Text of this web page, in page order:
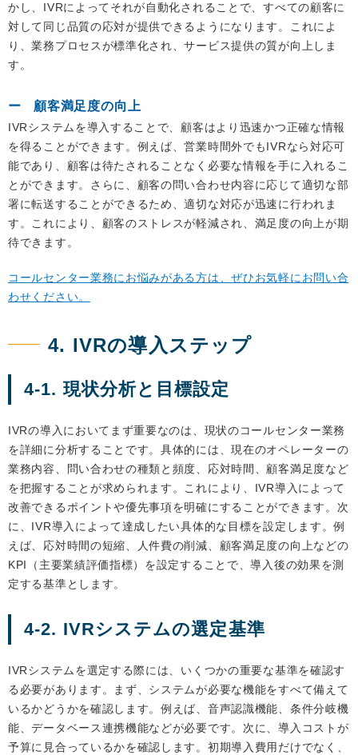
かし、IVRによってそれが自動化されることで、すべての顧客に
対して同じ品質の応対が提供できるようになります。これによ
り、業務プロセスが標準化され、サービス提供の質が向上しま
す。
顧客満足度の向上
IVRシステムを導入することで、顧客はより迅速かつ正確な情報
を得ることができます。例えば、営業時間外でもIVRなら対応可
能であり、顧客は待たされることなく必要な情報を手に入れるこ
とができます。さらに、顧客の問い合わせ内容に応じて適切な部
署に転送することができるため、適切な対応が迅速に行われま
す。これにより、顧客のストレスが軽減され、満足度の向上が期
待できます。
コールセンター業務にお悩みがある方は、ぜひお気軽にお問い合
わせください。
4. IVRの導入ステップ
4-1. 現状分析と目標設定
IVRの導入においてまず重要なのは、現状のコールセンター業務
を詳細に分析することです。具体的には、現在のオペレーターの
業務内容、問い合わせの種類と頻度、応対時間、顧客満足度など
を把握することが求められます。これにより、IVR導入によって
改善できるポイントや優先事項を明確にすることができます。次
に、IVR導入によって達成したい具体的な目標を設定します。例
えば、応対時間の短縮、人件費の削減、顧客満足度の向上などの
KPI（主要業績評価指標）を設定することで、導入後の効果を測
定する基準とします。
4-2. IVRシステムの選定基準
IVRシステムを選定する際には、いくつかの重要な基準を確認す
る必要があります。まず、システムが必要な機能をすべて備えて
いるかどうかを確認します。例えば、音声認識機能、条件分岐機
能、データベース連携機能などが必要です。次に、導入コストが
予算に見合っているかを確認します。初期導入費用だけでなく、